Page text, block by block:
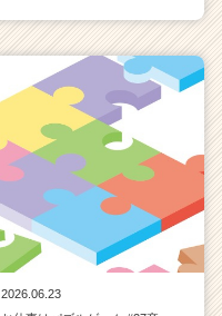
2026.06.23